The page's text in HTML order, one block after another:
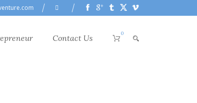
Contact Us 0